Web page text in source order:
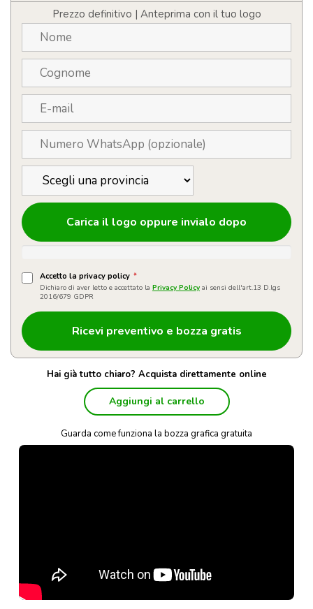
quantitàPrezzo definitivo | Anteprima con il tuo logo
Carica il logo oppure invialo dopo
Accetto la privacy policy *
Dichiaro di aver letto e accettato la Privacy Policy ai sensi dell'art.13 D.lgs
2016/679 GDPR
Hai già tutto chiaro? Acquista direttamente online
Aggiungi al carrello
Guarda come funziona la bozza grafica gratuita